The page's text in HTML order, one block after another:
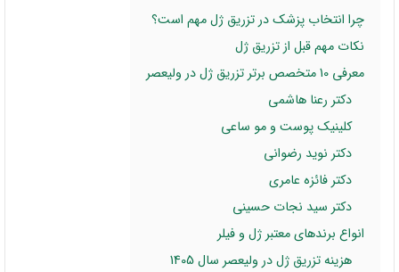
چرا انتخاب پزشک در تزریق ژل مهم است؟
نکات مهم قبل از تزریق ژل
معرفی 10 متخصص برتر تزریق ژل در ولیعصر
دکتر رعنا هاشمی
کلینیک پوست و مو ساعی
دکتر نوید رضوانی
دکتر فائزه عامری
دکتر سید نجات حسینی
انواع برندهای معتبر ژل و فیلر
هزینه تزریق ژل در ولیعصر سال 1405